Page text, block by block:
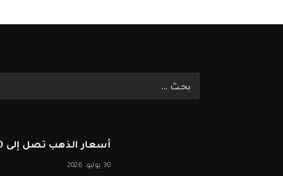
أسعار الذهب تصل إلى 4100 دولار بعد أن أبقى بنك الاحتياطي الفيدرالي أسعار الفائدة ثابتة
30 يوليو، 2026